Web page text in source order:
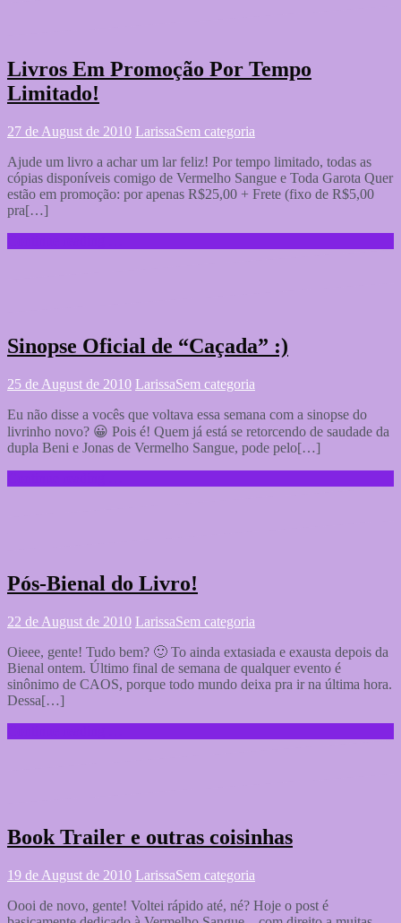
Livros Em Promoção Por Tempo
Limitado!
27 de August de 2010 LarissaSem categoria
Ajude um livro a achar um lar feliz! Por tempo limitado, todas as
cópias disponíveis comigo de Vermelho Sangue e Toda Garota Quer
estão em promoção: por apenas R$25,00 + Frete (fixo de R$5,00
pra[…]
Sinopse Oficial de “Caçada” :)
25 de August de 2010 LarissaSem categoria
Eu não disse a vocês que voltava essa semana com a sinopse do
livrinho novo? 😀 Pois é! Quem já está se retorcendo de saudade da
dupla Beni e Jonas de Vermelho Sangue, pode pelo[…]
Pós-Bienal do Livro!
22 de August de 2010 LarissaSem categoria
Oieee, gente! Tudo bem? 🙂 To ainda extasiada e exausta depois da
Bienal ontem. Último final de semana de qualquer evento é
sinônimo de CAOS, porque todo mundo deixa pra ir na última hora.
Dessa[…]
Book Trailer e outras coisinhas
19 de August de 2010 LarissaSem categoria
Oooi de novo, gente! Voltei rápido até, né? Hoje o post é